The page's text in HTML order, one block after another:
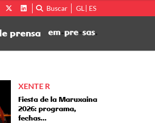
Buscar GL ES
prensa
XENTE R
Fiesta de la Maruxaina
2026: programa,
fechas…